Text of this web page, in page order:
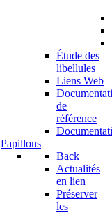
Étude des
libellules
Liens Web
de
référence
Papillons
Back
Actualités
en lien
Préserver
les